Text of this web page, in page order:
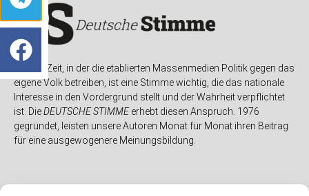
In einer Zeit, in der die etablierten Massenmedien Politik gegen das
eigene Volk betreiben, ist eine Stimme wichtig, die das nationale
Interesse in den Vordergrund stellt und der Wahrheit verpflichtet
ist. DieDEUTSCHE STIMMEerhebt diesen Anspruch. 1976
gegründet, leisten unsere Autoren Monat für Monat ihren Beitrag
für eine ausgewogenere Meinungsbildung.